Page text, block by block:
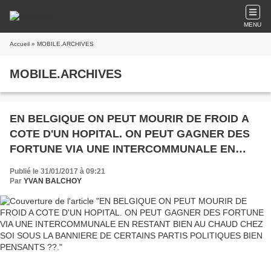
MENU
Accueil » MOBILE.ARCHIVES
MOBILE.ARCHIVES
EN BELGIQUE ON PEUT MOURIR DE FROID A
COTE D'UN HOPITAL. ON PEUT GAGNER DES
FORTUNE VIA UNE INTERCOMMUNALE EN
RESTANT BIEN AU CHAUD CHEZ SOI SOUS LA
BANNIERE DE CERTAINS PARTIS POLITIQUES
Publié le 31/01/2017 à 09:21
Par YVAN BALCHOY